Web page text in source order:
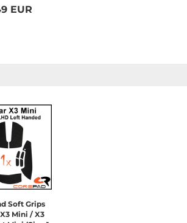
EUR
Soft Grips
Mini / X3